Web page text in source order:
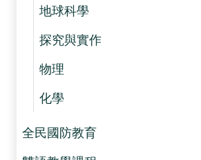
地球科學
探究與實作
物理
化學
全民國防教育